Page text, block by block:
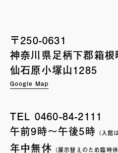
〒250-0631
神奈川県足柄下郡箱根
仙石原小塚山1285
Google Map
TEL 0460-84-2111
午前9時〜午後5時 （入館
年中無休 （展示替えのため臨時